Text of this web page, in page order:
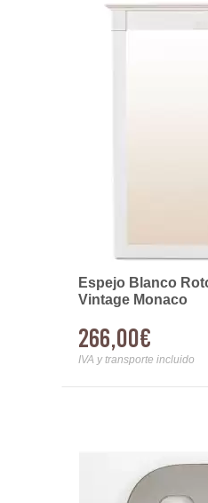
Espejo Blanco
Vintage Monaco
266,00€
IVA y transporte incluido